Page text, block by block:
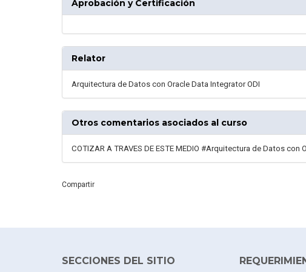
Aprobación y Certificación
Relator
Arquitectura de Datos con Oracle Data Integrator ODI
Otros comentarios asociados al curso
COTIZAR A TRAVES DE ESTE MEDIO #Arquitectura de Datos con
Compartir
SECCIONES DEL SITIO